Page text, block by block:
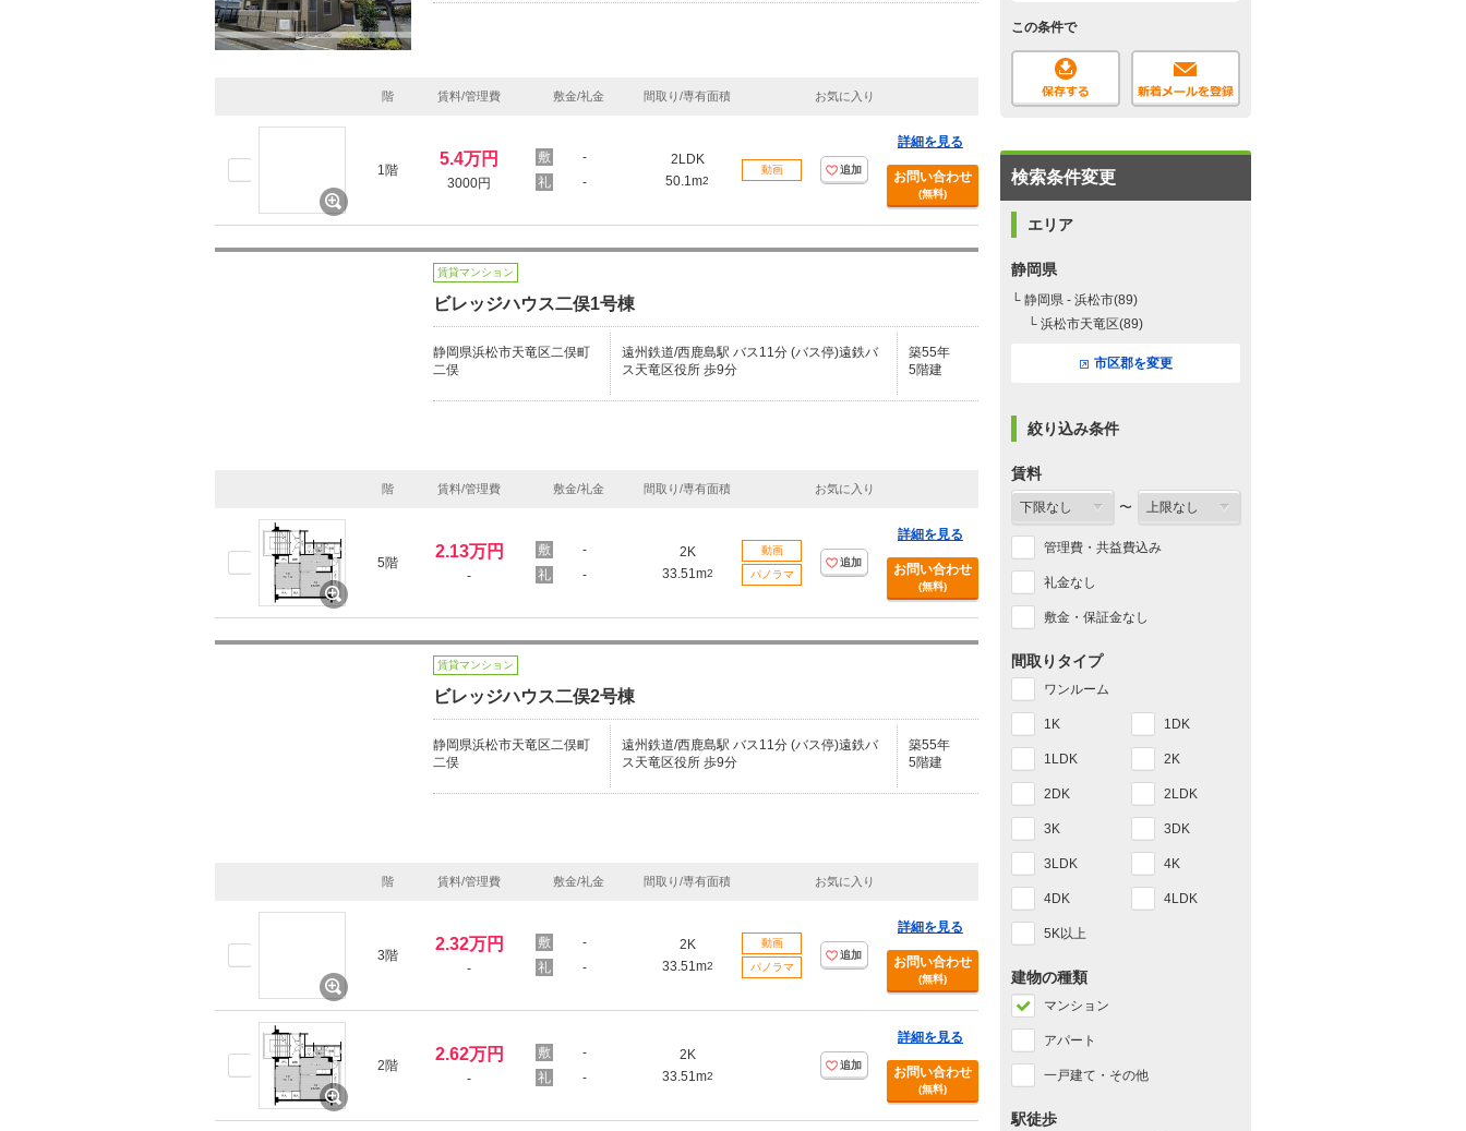
階 賃料/管理費 敷金/礼金 間取り/専有面積 お気に入り
1階
5.4万円
3000円
-
-
2LDK
50.1m2
動画 追加
詳細を見る
お問い合わせ
(無料)
賃貸マンション
ビレッジハウス二俣1号棟
静岡県浜松市天竜区二俣町
二俣
遠州鉄道/西鹿島駅 バス11分 (バス停)遠鉄バ
ス天竜区役所 歩9分
築55年
5階建
階 賃料/管理費 敷金/礼金 間取り/専有面積 お気に入り
5階
2.13万円
-
-
-
2K
33.51m2
動画
パノラマ
追加
詳細を見る
お問い合わせ
(無料)
賃貸マンション
ビレッジハウス二俣2号棟
静岡県浜松市天竜区二俣町
二俣
遠州鉄道/西鹿島駅 バス11分 (バス停)遠鉄バ
ス天竜区役所 歩9分
築55年
5階建
階 賃料/管理費 敷金/礼金 間取り/専有面積 お気に入り
3階
2.32万円
-
-
-
2K
33.51m2
動画
パノラマ
追加
詳細を見る
お問い合わせ
(無料)
2階
2.62万円
-
-
-
2K
33.51m2
追加
詳細を見る
お問い合わせ
(無料)
この条件で
検索条件変更
エリア
静岡県
└ 静岡県 - 浜松市(89)
└ 浜松市天竜区(89)
市区郡を変更
絞り込み条件
賃料
〜
管理費・共益費込み
礼金なし
敷金・保証金なし
間取りタイプ
ワンルーム
1K 1DK
1LDK 2K
2DK 2LDK
3K 3DK
3LDK 4K
4DK 4LDK
5K以上
建物の種類
マンション
アパート
一戸建て・その他
駅徒歩